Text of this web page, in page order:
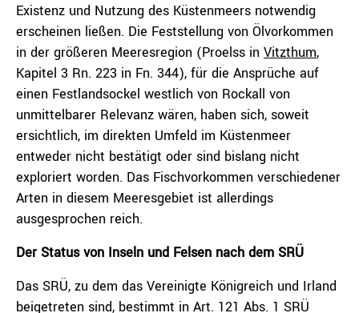
Existenz und Nutzung des Küstenmeers notwendig
erscheinen ließen. Die Feststellung von Ölvorkommen
in der größeren Meeresregion (Proelss in Vitzthum,
Kapitel 3 Rn. 223 in Fn. 344), für die Ansprüche auf
einen Festlandsockel westlich von Rockall von
unmittelbarer Relevanz wären, haben sich, soweit
ersichtlich, im direkten Umfeld im Küstenmeer
entweder nicht bestätigt oder sind bislang nicht
exploriert worden. Das Fischvorkommen verschiedener
Arten in diesem Meeresgebiet ist allerdings
ausgesprochen reich.
Der Status von Inseln und Felsen nach dem SRÜ
Das SRÜ, zu dem das Vereinigte Königreich und Irland
beigetreten sind, bestimmt in Art. 121 Abs. 1 SRÜ